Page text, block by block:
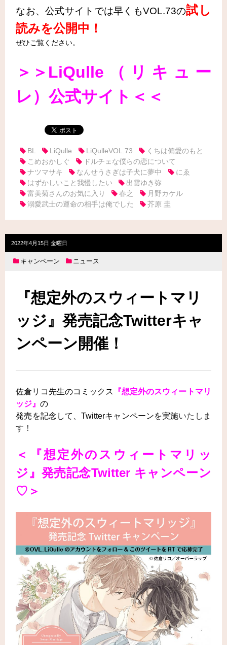
なお、公式サイトでは早くもVOL.73の試し
読みを公開中！
ぜひご覧ください。
＞＞LiQulle（リキュー
レ）公式サイト＜＜
BL LiQulle LiQulleVOL.73
くちは偏愛のもと
こめおかしぐ
ドルチェな僕らの恋について
ナツマサキ
なんせうさぎは子犬に夢中
にゑ
はずかしいこと我慢したい
出雲ゆき弥
富美菊さんのお気に入り
春之
月野カケル
溺愛武士の運命の相手は俺でした
芥原 圭
2022年4月15日 金曜日
キャンペーン ニュース
『想定外のスウィートマリ
ッジ』発売記念Twitterキャ
ンペーン開催！
佐倉リコ先生のコミックス
『想定外のスウィートマリ
ッジ』の
発売を記念して、Twitterキャンペーンを実施いたしま
す！
＜『想定外のスウィートマリッ
ジ』発売記念Twitter キャンペーン
♡＞